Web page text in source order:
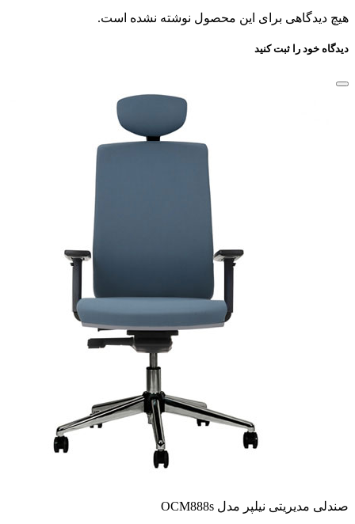
هیچ دیدگاهی برای این محصول نوشته نشده است.
دیدگاه خود را ثبت کنید
صندلی مدیریتی نیلپر مدل OCM888s